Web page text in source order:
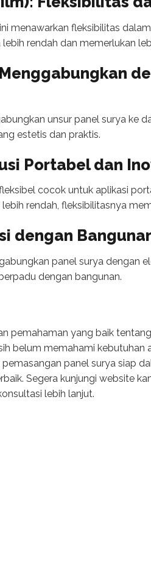
menawarkan fleksibilitas
rendah dan memerlukan
unsur panel surya ke
estetis dan praktis.
Portabel dan
cocok untuk aplikasi
rendah, fleksibilitasnya
dengan
panel surya dengan
dengan bangunan.
pemahaman yang baik
belum memahami kebutuhan
panel surya siap
Segera kunjungi website
lebih lanjut.